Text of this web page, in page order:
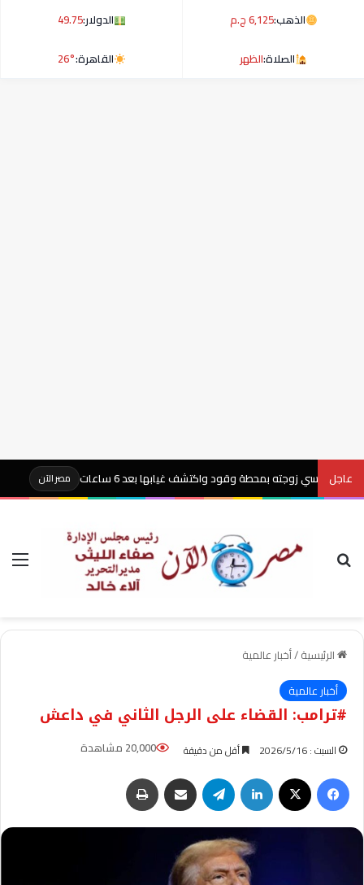
الذهب:6,125 ج.م الدولار:49.75
الصلاة:الظهر القاهرة:26°
عاجل
زوجته بمحطة وقود واكتشف غيابها بعد 6 ساعات مصر الآن
بحث عن
الرئيسية/أخبار عالمية
أخبار عالمية
#ترامب: القضاء على الرجل الثاني في داعش
السبت : 2026/5/16 أقل من دقيقة
20,000 مشاهدة
فيسبوك
لينكدإن تيلقرام مشاركة عبر البريد